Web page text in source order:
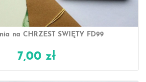
na CHRZEST ŚWIĘTY FD99
7,00 zł